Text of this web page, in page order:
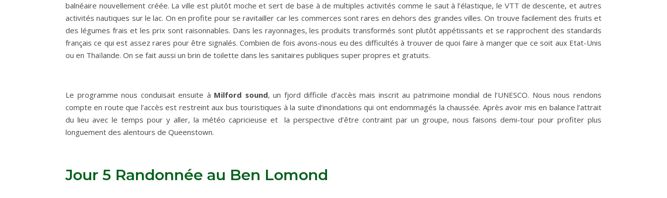
balnéaire nouvellement créée. La ville est plutôt moche et sert de base à de multiples activités comme le saut à l’élastique, le VTT de descente, et autres
activités nautiques sur le lac. On en profite pour se ravitailler car les commerces sont rares en dehors des grandes villes. On trouve facilement des fruits et
des légumes frais et les prix sont raisonnables. Dans les rayonnages, les produits transformés sont plutôt appétissants et se rapprochent des standards
français ce qui est assez rares pour être signalés. Combien de fois avons-nous eu des difficultés à trouver de quoi faire à manger que ce soit aux Etat-Unis
ou en Thaïlande. On se fait aussi un brin de toilette dans les sanitaires publiques super propres et gratuits.
Le programme nous conduisait ensuite à Milford sound, un fjord difficile d’accès mais inscrit au patrimoine mondial de l’UNESCO. Nous nous rendons
compte en route que l’accès est restreint aux bus touristiques à la suite d’inondations qui ont endommagés la chaussée. Après avoir mis en balance l’attrait
du lieu avec le temps pour y aller, la météo capricieuse et la perspective d’être contraint par un groupe, nous faisons demi-tour pour profiter plus
longuement des alentours de Queenstown.
Jour 5 Randonnée au Ben Lomond